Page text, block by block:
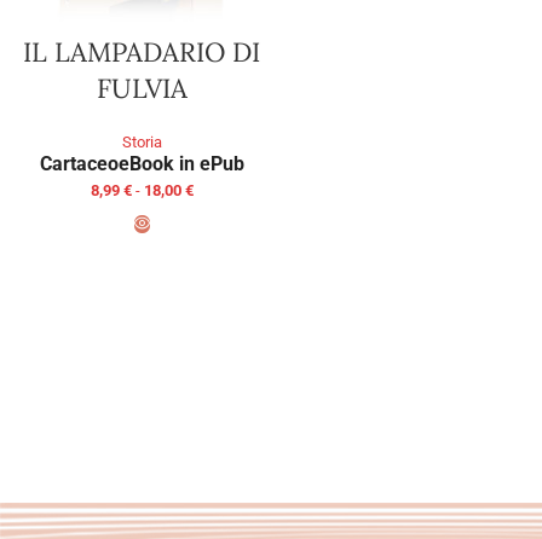
IL LAMPADARIO DI
FULVIA
Storia
CartaceoeBook in ePub
8,99 € - 18,00 €